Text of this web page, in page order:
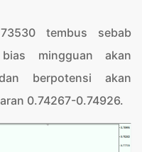
tembus sebab
mingguan akan
berpotensi akan
0.74267-0.74926.